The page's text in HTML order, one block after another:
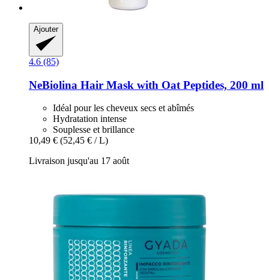
Ajouter
4.6 (85)
NeBiolina Hair Mask with Oat Peptides, 200 ml
Idéal pour les cheveux secs et abîmés
Hydratation intense
Souplesse et brillance
10,49 € (52,45 € / L)
Livraison jusqu'au 17 août